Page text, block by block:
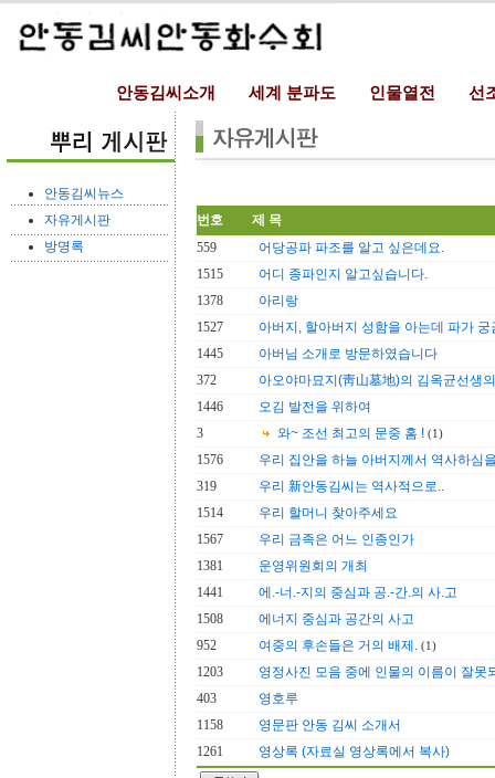
안동김씨소개 세계 분파도 인물열전 선
안동김씨뉴스
자유게시판
방명록
번호
제 목
559
어당공파 파조를 알고 싶은데요.
1515
어디 종파인지 알고싶습니다.
1378
아리랑
1527
아버지, 할아버지 성함을 아는데 파가
1445
아버님 소개로 방문하였습니다
372
아오야마묘지(靑山墓地)의 김옥균선생
1446
오김 발전을 위하여
3
와~ 조선 최고의 문중 홈 ! (1)
1576
우리 집안을 하늘 아버지께서 역사하심
319
우리 新안동김씨는 역사적으로..
1514
우리 할머니 찾아주세요
1567
우리 금족은 어느 인종인가
1381
운영위원회의 개최
1441
에.-너.-지의 중심과 공.-간.의 사.고
1508
에너지 중심과 공간의 사고
952
여중의 후손들은 거의 배제. (1)
1203
영정사진 모음 중에 인물의 이름이 잘못
403
영호루
1158
영문판 안동 김씨 소개서
1261
영상록 (자료실 영상록에서 복사)